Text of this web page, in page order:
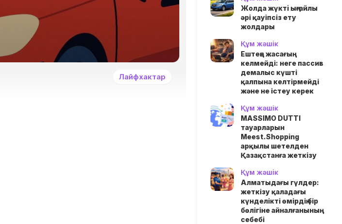
Лайфхактар
Жолда жүктi ыңғайлы
әрі қауіпсіз ету
жолдары
Құм жәшік
Ештеңе жасағың
келмейді: неге пассив
демалыс күшті
қалпына келтірмейді
және не істеу керек
Құм жәшік
MASSIMO DUTTI
тауарларын
Meest.Shopping
арқылы шетелден
Қазақстанға жеткізу
Құм жәшік
Алматыдағы гүлдер:
жеткізу қаладағы
күнделікті өмірдің бір
бөлігіне айналғанының
себебі